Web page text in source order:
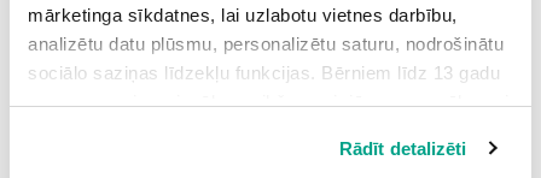
mārketinga sīkdatnes, lai uzlabotu vietnes darbību,
analizētu datu plūsmu, personalizētu saturu, nodrošinātu
sociālo saziņas līdzekļu funkcijas. Bērniem līdz 13 gadu
vecumam pirms izvēles veikšanas ir jāprasa vecāka vai
Spiežot uz pogas “Apstiprināt visas”, Jūs piekrītat visām
Rādīt detalizēti
, maksājot reizi mēnesī, vai pērc